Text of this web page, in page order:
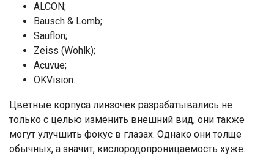
ALCON;
Bausch & Lomb;
Sauflon;
Zeiss (Wohlk);
Acuvue;
OKVision.
Цветные корпуса линзочек разрабатывались не
только с целью изменить внешний вид, они также
могут улучшить фокус в глазах. Однако они толще
обычных, а значит, кислородопроницаемость хуже.